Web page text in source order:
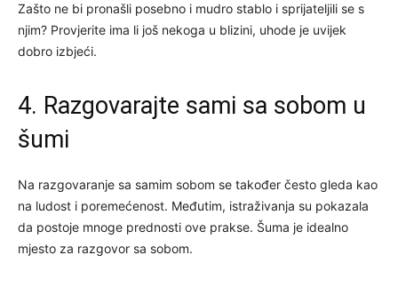
Zašto ne bi pronašli posebno i mudro stablo i sprijateljili se s
njim? Provjerite ima li još nekoga u blizini, uhode je uvijek
dobro izbjeći.
4. Razgovarajte sami sa sobom u
šumi
Na razgovaranje sa samim sobom se također često gleda kao
na ludost i poremećenost. Međutim, istraživanja su pokazala
da postoje mnoge prednosti ove prakse. Šuma je idealno
mjesto za razgovor sa sobom.